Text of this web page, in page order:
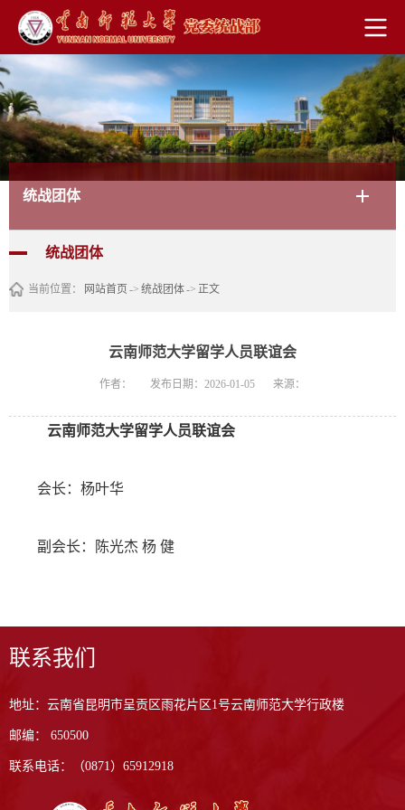
统战团体
统战团体
当前位置： 网站首页 -> 统战团体-> 正文
云南师范大学留学人员联谊会
作者： 发布日期：2026-01-05 来源：
云南师范大学留学人员联谊会
会长：杨叶华
副会长：陈光杰 杨 健
联系我们
地址：云南省昆明市呈贡区雨花片区1号云南师范大学行政楼
邮编： 650500
联系电话：（0871）65912918